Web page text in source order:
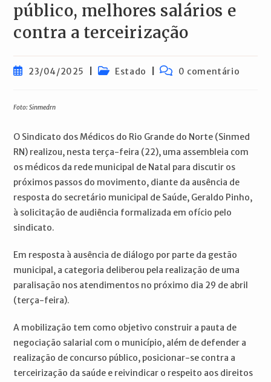
público, melhores salários e
contra a terceirização
Post23/04/2025
Categoria
Estado
Comentários
0 comentário
Foto: Sinmedrn
O Sindicato dos Médicos do Rio Grande do Norte (Sinmed
RN) realizou, nesta terça-feira (22), uma assembleia com
os médicos da rede municipal de Natal para discutir os
próximos passos do movimento, diante da ausência de
resposta do secretário municipal de Saúde, Geraldo Pinho,
à solicitação de audiência formalizada em ofício pelo
sindicato.
Em resposta à ausência de diálogo por parte da gestão
municipal, a categoria deliberou pela realização de uma
paralisação nos atendimentos no próximo dia 29 de abril
(terça-feira).
A mobilização tem como objetivo construir a pauta de
negociação salarial com o município, além de defender a
realização de concurso público, posicionar-se contra a
terceirização da saúde e reivindicar o respeito aos direitos